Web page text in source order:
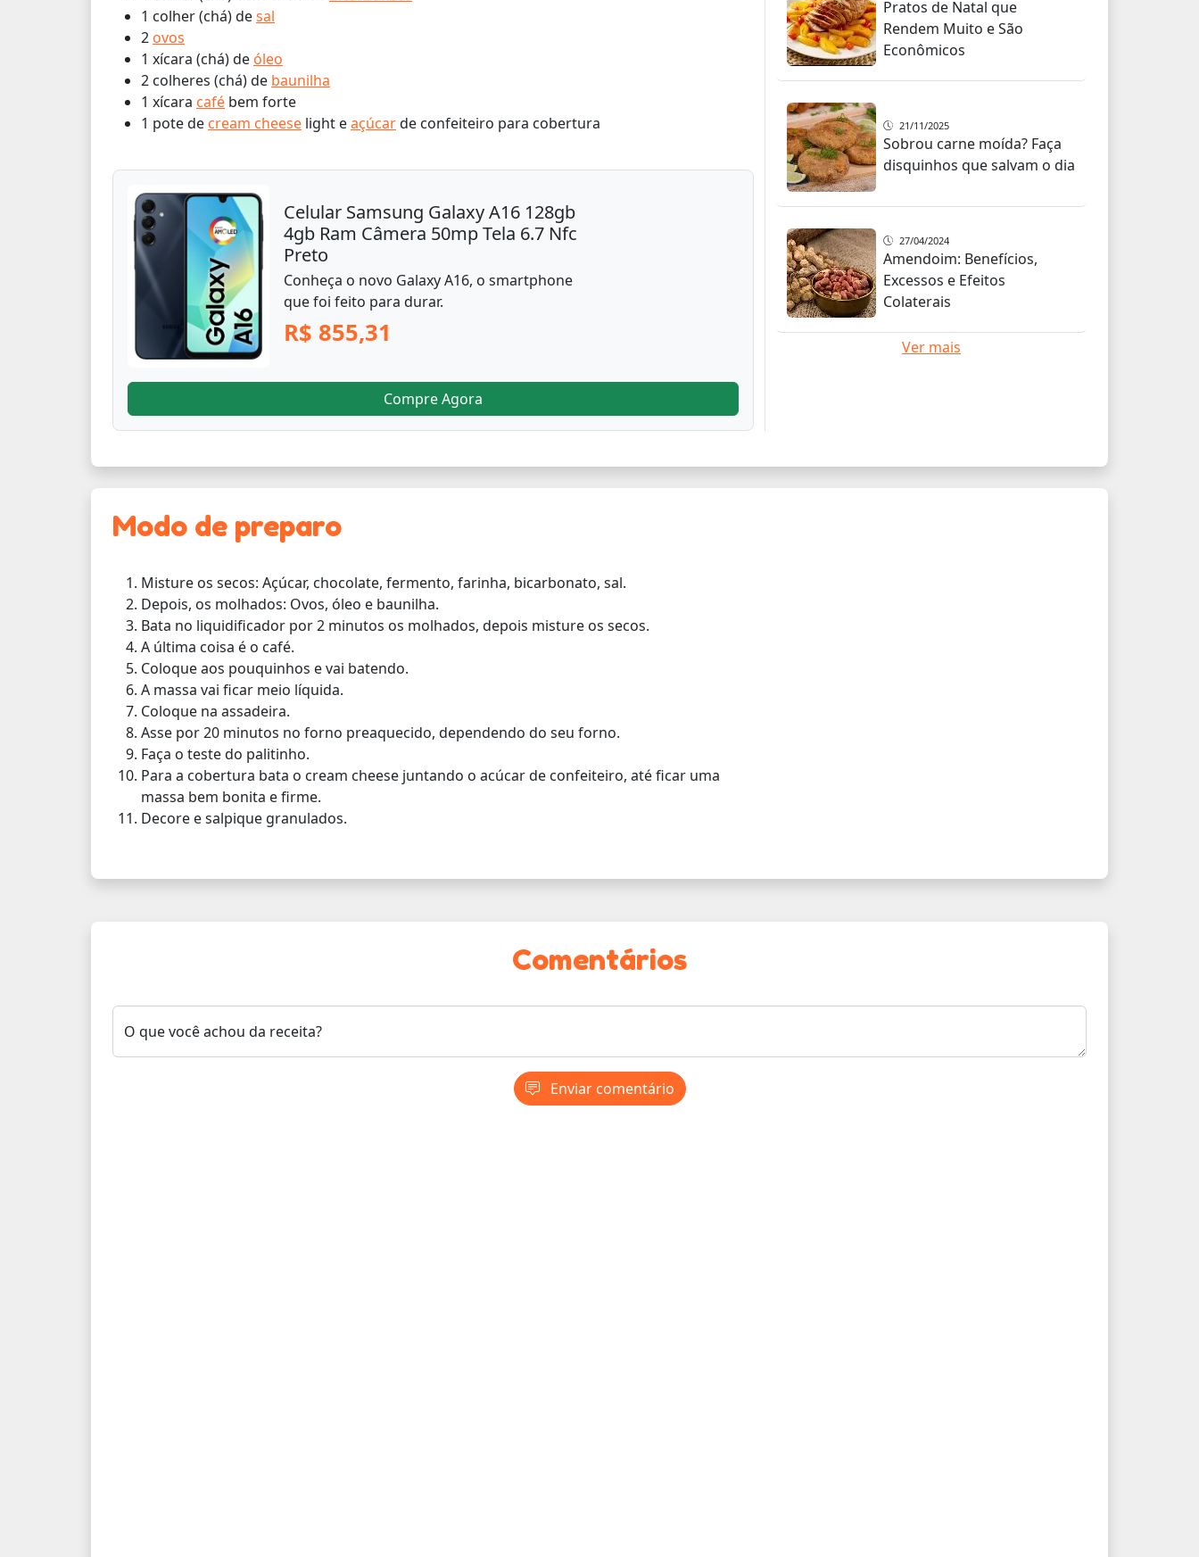
1 colher (chá) desal
2 ovos
1 xícara (chá) de óleo
2 colheres (chá) de baunilha
1 xícara café bem forte
1 pote de cream cheese light eaçúcarde confeiteiro para cobertura
Celular Samsung Galaxy A16 128gb
4gb Ram Câmera 50mp Tela 6.7 Nfc
Preto
Conheça o novo Galaxy A16, o smartphone
que foi feito para durar.
R$ 855,31
Compre Agora
Pratos de Natal que
Rendem Muito e São
Econômicos
21/11/2025
Sobrou carne moída? Faça
disquinhos que salvam o dia
27/04/2024
Amendoim: Benefícios,
Excessos e Efeitos
Colaterais
Ver mais
Modo de preparo
Misture os secos: Açúcar, chocolate, fermento, farinha, bicarbonato, sal.
Depois, os molhados: Ovos, óleo e baunilha.
Bata no liquidificador por 2 minutos os molhados, depois misture os secos.
A última coisa é o café.
Coloque aos pouquinhos e vai batendo.
A massa vai ficar meio líquida.
Coloque na assadeira.
Asse por 20 minutos no forno preaquecido, dependendo do seu forno.
Faça o teste do palitinho.
Para a cobertura bata o cream cheese juntando o acúcar de confeiteiro, até ficar uma
massa bem bonita e firme.
Decore e salpique granulados.
Comentários
O que você achou da receita?
Enviar comentário